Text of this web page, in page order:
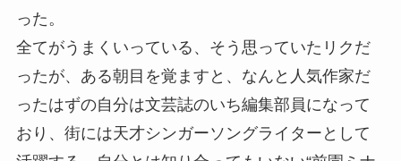
った。
全てがうまくいっている、そう思っていたリクだ
ったが、ある朝目を覚ますと、なんと人気作家だ
ったはずの自分は文芸誌のいち編集部員になって
おり、街には天才シンガーソングライターとして